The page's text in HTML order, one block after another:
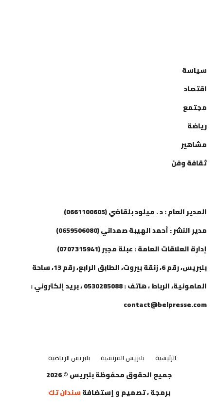
سياسة
اقتصاد
مجتمع
رياضة
مشاهير
ثقافة وفن
المدير العام : د . ميلود بلقاضي (0661100605)
مدير النشر : أحمد الهيبة صمداني (0659506080)
إدارة العلاقات العامة : عبلة مجبر (0707315941)
بلبريس، رقم 6، زنقة بيروت، الطابق الرابع، رقم 13، ساحة
المامونية، الرباط ، هاتف : 0530285088 ، بريد إلكتروني :
contact@belpresse.com
الرئيسية بلبريس الفرنسية بلبريس الرياضية
جميع الحقوق محفوظة بلبريس © 2026
برمجة ، تصميم و إستضافةسندان تك